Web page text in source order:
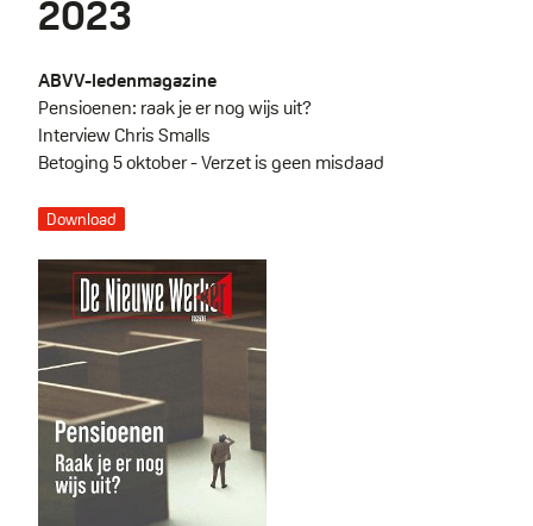
2023
ABVV-ledenmagazine
Pensioenen: raak je er nog wijs uit?
Interview Chris Smalls
Betoging 5 oktober - Verzet is geen misdaad
Download